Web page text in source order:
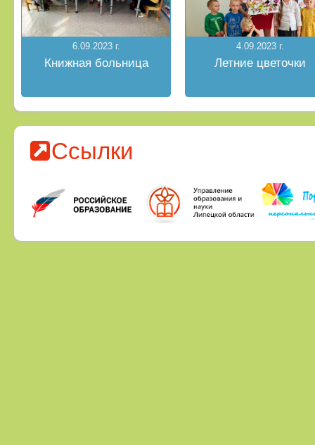
6.09.2023 г.
Книжная больница
4.09.2023 г.
Летние цветочки
Ссылки